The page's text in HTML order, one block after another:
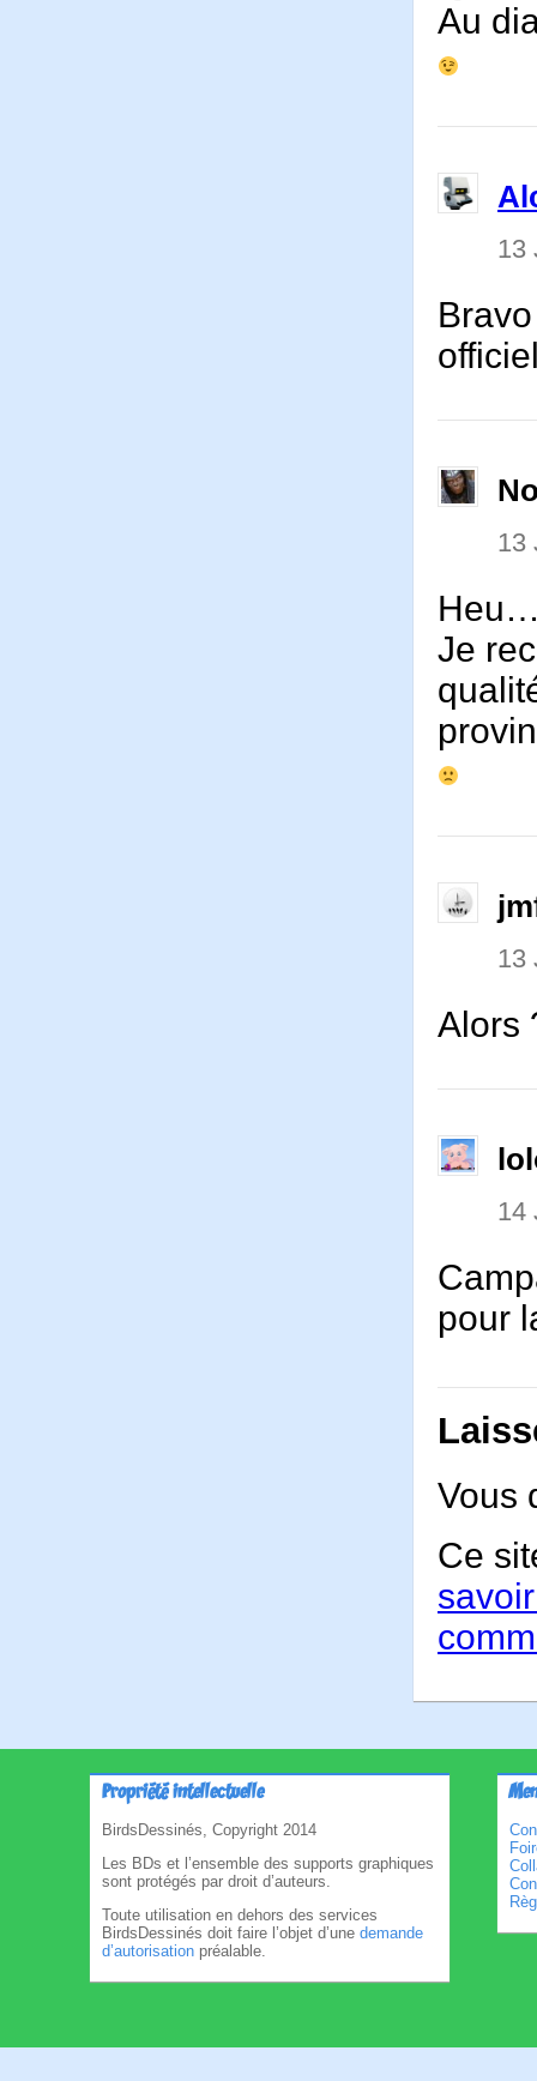
Au
13
13
Je
13
Alors
14
pour
Vous
Ce
Propriété intellectuelle
BirdsDessinés, Copyright 2014
Les BDs et l’ensemble des supports graphiques
sont protégés par droit d’auteurs.
Toute utilisation en dehors des services
BirdsDessinés doit faire l’objet d’une demande
d’autorisation préalable.